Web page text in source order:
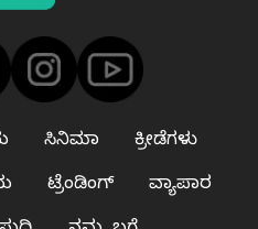
ಸಿನಿಮಾ
ಕ್ರೀಡೆಗಳು
ಟ್ರೆಂಡಿಂಗ್
ವ್ಯಾಪಾರ